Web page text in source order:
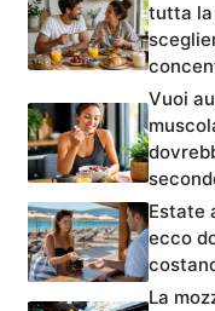
tutta la
Vuoi
Estate
ecco
La